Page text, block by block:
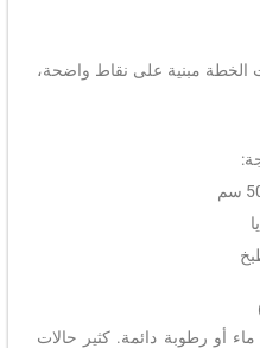
الخطة مبنية على نقاط واضحة،
أو رطوبة دائمة. كثير حالات